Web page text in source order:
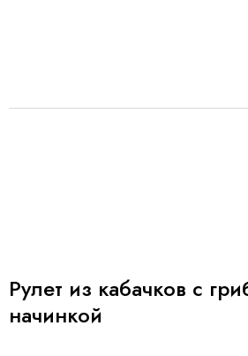
Рулет из кабачков с
начинкой